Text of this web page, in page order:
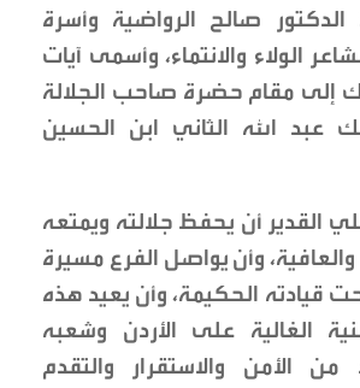
الدكتور صالح الرواضية وأسرة
الولاء والانتماء، وأسمى آيات
إلى مقام حضرة صاحب الجلالة
عبد الله الثاني ابن الحسين
القدير أن يحفظ جلالته ويمتعه
وأن يواصل الفرع مسيرة
تحت قيادته الحكيمة، وأن يعيد هذه
الغالية على الأردن وشعبه
من الأمن والاستقرار والتقدم